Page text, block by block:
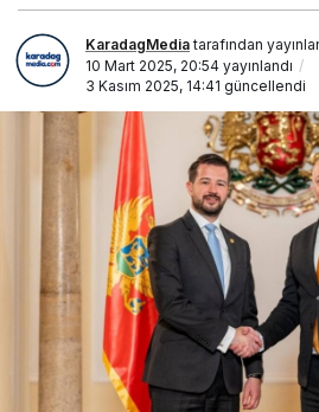
KaradagMediatarafından
10 Mart 2025, 20:54 yayınlandı
3 Kasım 2025, 14:41 güncellendi